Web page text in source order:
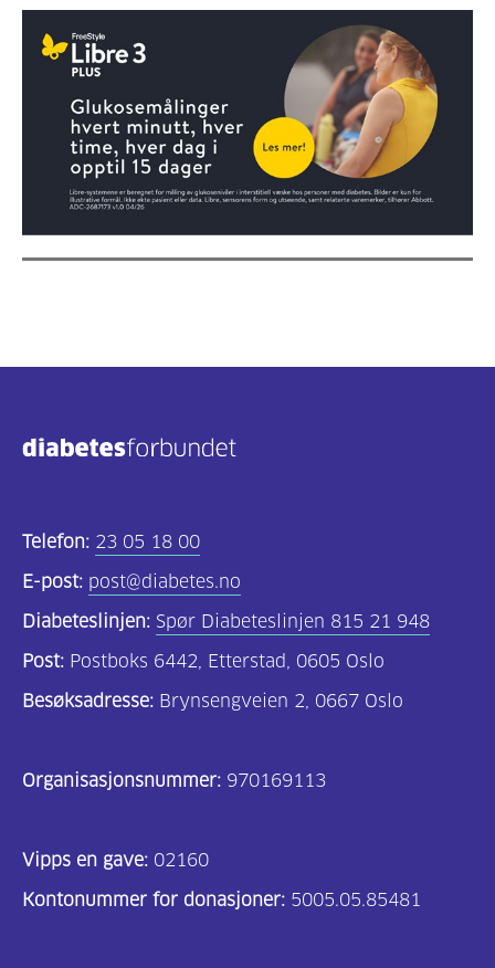
Telefon: 23 05 18 00
E-post: post@diabetes.no
Diabeteslinjen: Spør Diabeteslinjen 815 21 948
Post: Postboks 6442, Etterstad, 0605 Oslo
Besøksadresse: Brynsengveien 2, 0667 Oslo
Organisasjonsnummer: 970169113
Vipps en gave: 02160
Kontonummer for donasjoner: 5005.05.85481